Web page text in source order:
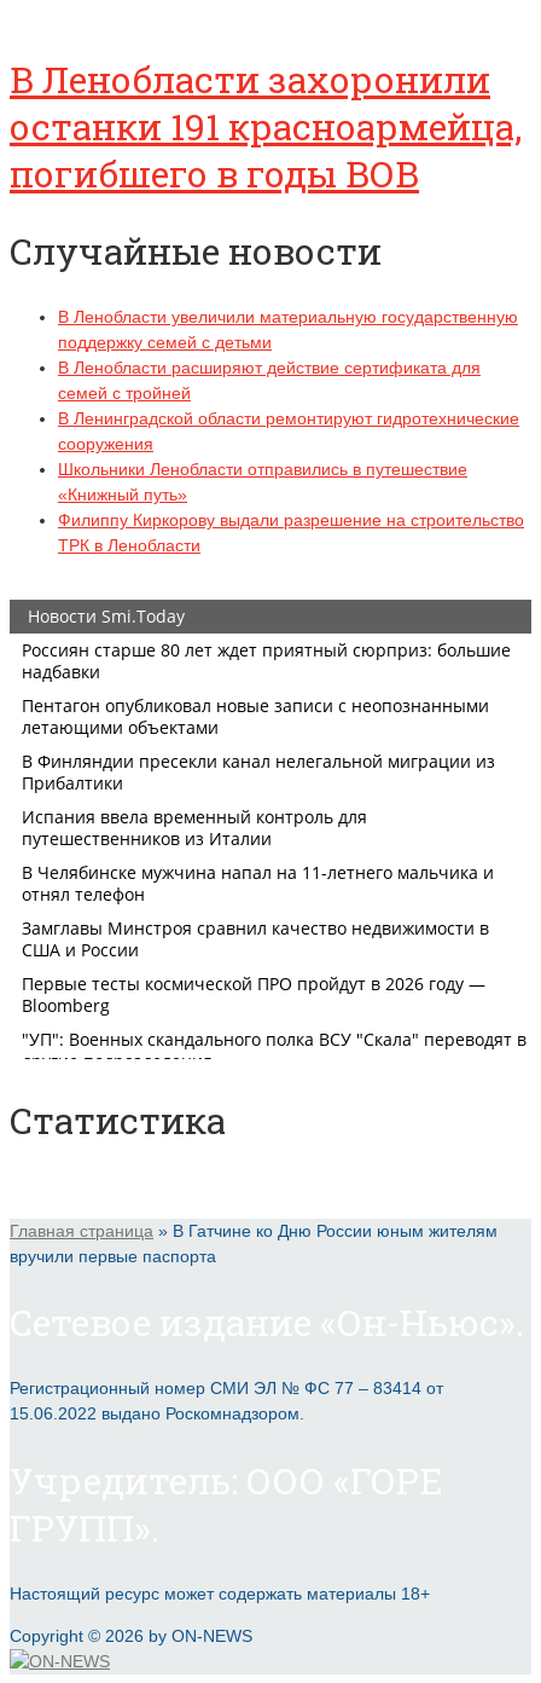
В Ленобласти захоронили
останки 191 красноармейца,
погибшего в годы ВОВ
Случайные новости
В Ленобласти увеличили материальную государственную
поддержку семей с детьми
В Ленобласти расширяют действие сертификата для
семей с тройней
В Ленинградской области ремонтируют гидротехнические
сооружения
Школьники Ленобласти отправились в путешествие
«Книжный путь»
Филиппу Киркорову выдали разрешение на строительство
ТРК в Ленобласти
Статистика
Главная страница » В Гатчине ко Дню России юным жителям
вручили первые паспорта
Регистрационный номер СМИ ЭЛ № ФС 77 – 83414 от
15.06.2022 выдано Роскомнадзором.
Настоящий ресурс может содержать материалы 18+
Copyright © 2026 by ON-NEWS